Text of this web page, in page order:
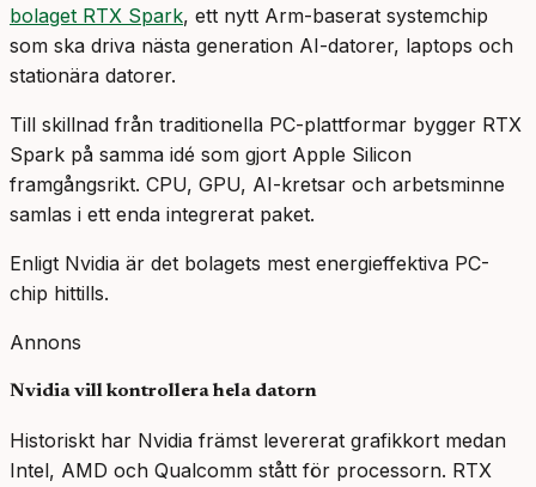
bolaget RTX Spark, ett nytt Arm-baserat systemchip
som ska driva nästa generation AI-datorer, laptops och
stationära datorer.
Till skillnad från traditionella PC-plattformar bygger RTX
Spark på samma idé som gjort Apple Silicon
framgångsrikt. CPU, GPU, AI-kretsar och arbetsminne
samlas i ett enda integrerat paket.
Enligt Nvidia är det bolagets mest energieffektiva PC-
chip hittills.
Annons
Nvidia vill kontrollera hela datorn
Historiskt har Nvidia främst levererat grafikkort medan
Intel, AMD och Qualcomm stått för processorn. RTX